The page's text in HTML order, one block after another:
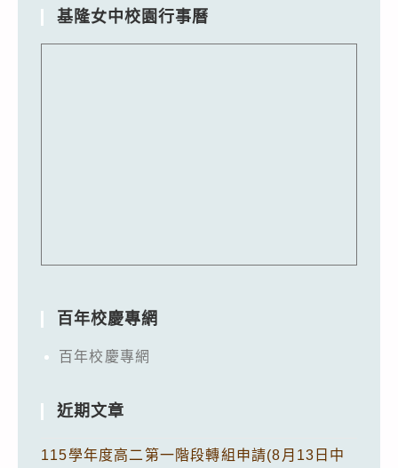
基隆女中校園行事曆
百年校慶專網
百年校慶專網
近期文章
115學年度高二第一階段轉組申請(8月13日中